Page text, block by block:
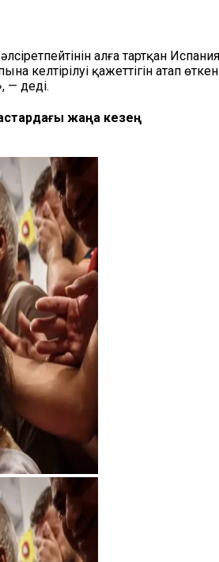
алға тартқан
келтірілуі қажеттігін атап
— деді.
жаңа кезең